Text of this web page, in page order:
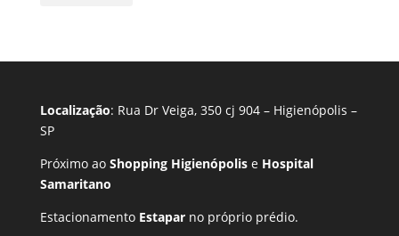
Localização: Rua Dr Veiga, 350 cj 904 – Higienópolis –
SP
Próximo ao Shopping Higienópolise Hospital
Samaritano
Estacionamento Estaparno próprio prédio.